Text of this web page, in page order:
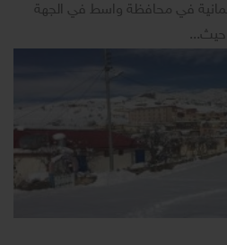
في محافظة واسط في الجهة
حيث...